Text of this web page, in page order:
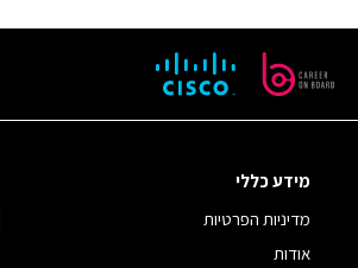
מידע כללי
מדיניות הפרטיות
אודות